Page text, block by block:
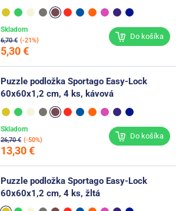
6,70 € (-21%)
5,30 €
Skladom
Do košíka
Puzzle podložka Sportago Easy-Lock
60x60x1,2 cm, 4 ks, kávová
26,70 € (-50%)
13,30 €
Skladom
Do košíka
Puzzle podložka Sportago Easy-Lock
60x60x1,2 cm, 4 ks, žltá